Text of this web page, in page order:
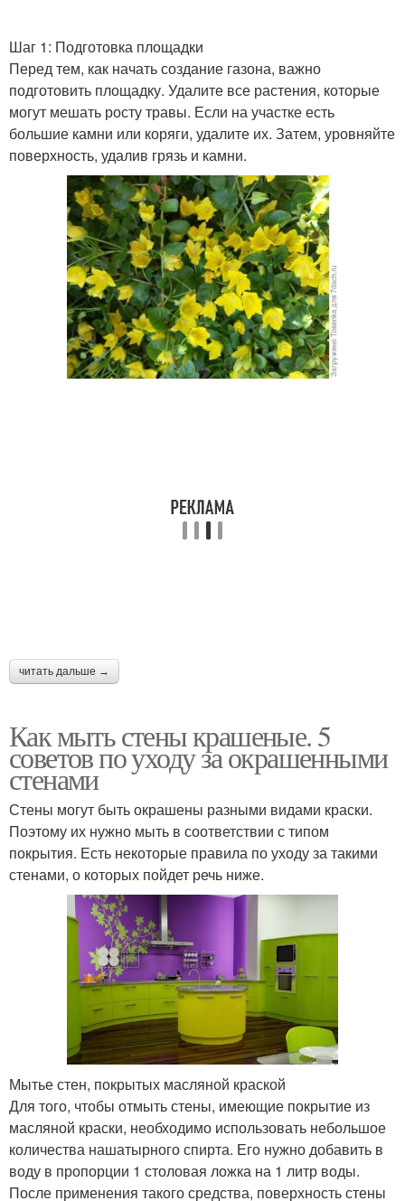
Шаг 1: Подготовка площадки
Перед тем, как начать создание газона, важно
подготовить площадку. Удалите все растения, которые
могут мешать росту травы. Если на участке есть
большие камни или коряги, удалите их. Затем, уровняйте
поверхность, удалив грязь и камни.
читать дальше →
Как мыть стены крашеные. 5
советов по уходу за окрашенными
стенами
Стены могут быть окрашены разными видами краски.
Поэтому их нужно мыть в соответствии с типом
покрытия. Есть некоторые правила по уходу за такими
стенами, о которых пойдет речь ниже.
Мытье стен, покрытых масляной краской
Для того, чтобы отмыть стены, имеющие покрытие из
масляной краски, необходимо использовать небольшое
количества нашатырного спирта. Его нужно добавить в
воду в пропорции 1 столовая ложка на 1 литр воды.
После применения такого средства, поверхность стены